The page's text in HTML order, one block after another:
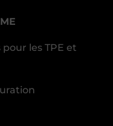
les TPE et